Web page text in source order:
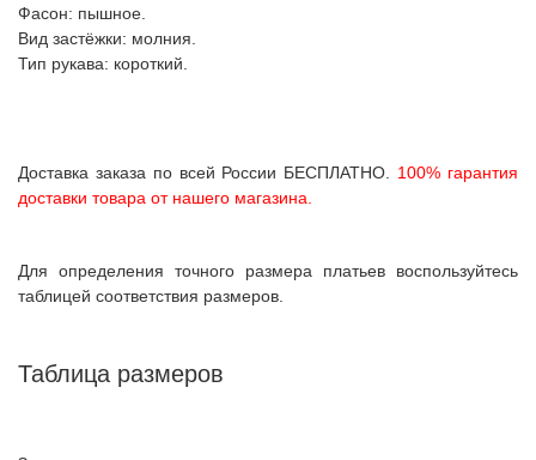
Фасон: пышное.
Вид застёжки: молния.
Тип рукава: короткий.
Доставка заказа по всей России БЕСПЛАТНО. 100% гарантия
доставки товара от нашего магазина.
Для определения точного размера платьев воспользуйтесь
таблицей соответствия размеров.
Таблица размеров